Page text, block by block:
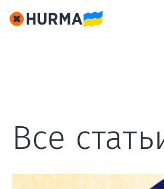
Все